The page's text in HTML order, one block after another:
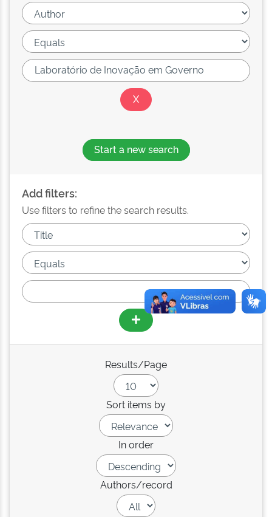
Start a new search
Add filters:
Use filters to refine the search results.
Results/Page
Sort items by
In order
Authors/record